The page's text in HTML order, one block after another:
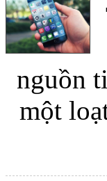
nguồn
một